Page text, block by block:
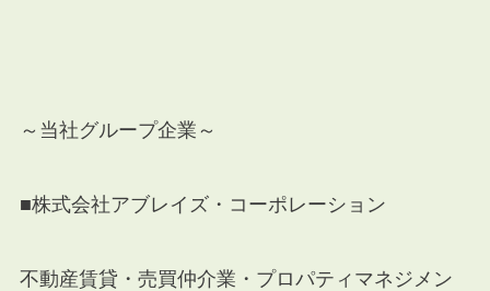
～当社グループ企業～
■株式会社アブレイズ・コーポレーション
不動産賃貸・売買仲介業・プロパティマネジメン